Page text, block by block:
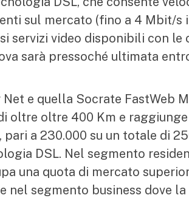
sul mercato (fino a 4 Mbit/s
servizi video disponibili con
sarà pressoché ultimata
Net e quella Socrate FastWeb
oltre oltre 400 Km e
a 230.000 su un totale di
DSL. Nel segmento
una quota di mercato
nel segmento business dove